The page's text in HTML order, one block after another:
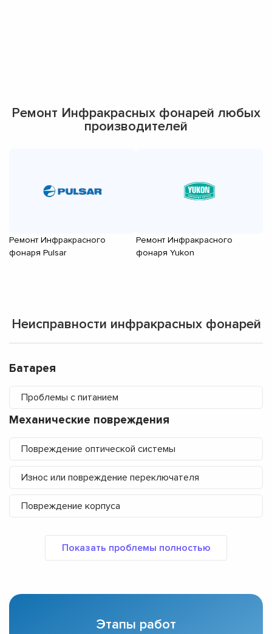
Ремонт Инфракрасных фонарей любых
производителей
Ремонт Инфракрасного
фонаря Pulsar
Ремонт Инфракрасного
фонаря Yukon
Неисправности инфракрасных фонарей
Батарея
Проблемы с питанием
Механические повреждения
Повреждение оптической системы
Износ или повреждение переключателя
Повреждение корпуса
Этапы работ